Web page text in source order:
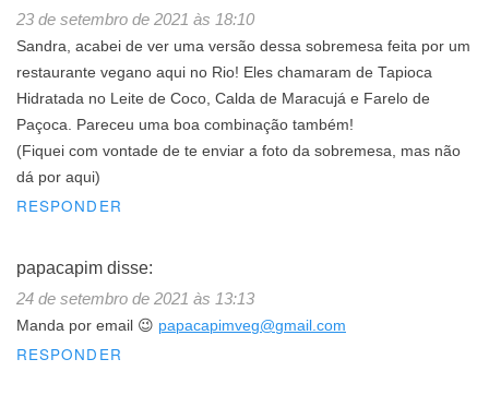
23 de setembro de 2021 às 18:10
Sandra, acabei de ver uma versão dessa sobremesa feita por um
restaurante vegano aqui no Rio! Eles chamaram de Tapioca
Hidratada no Leite de Coco, Calda de Maracujá e Farelo de
Paçoca. Pareceu uma boa combinação também!
(Fiquei com vontade de te enviar a foto da sobremesa, mas não
dá por aqui)
RESPONDER
papacapim disse:
24 de setembro de 2021 às 13:13
Manda por email 😉 papacapimveg@gmail.com
RESPONDER